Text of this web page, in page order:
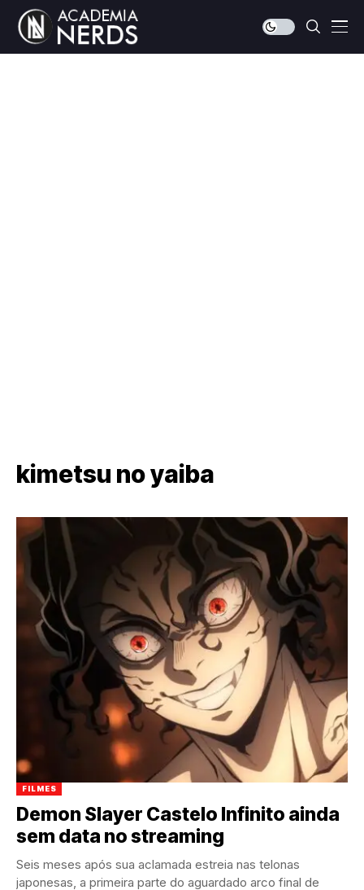
kimetsu no yaiba
FILMES
Demon Slayer Castelo Infinito ainda
sem data no streaming
Seis meses após sua aclamada estreia nas telonas
japonesas, a primeira parte do aguardado arco final de